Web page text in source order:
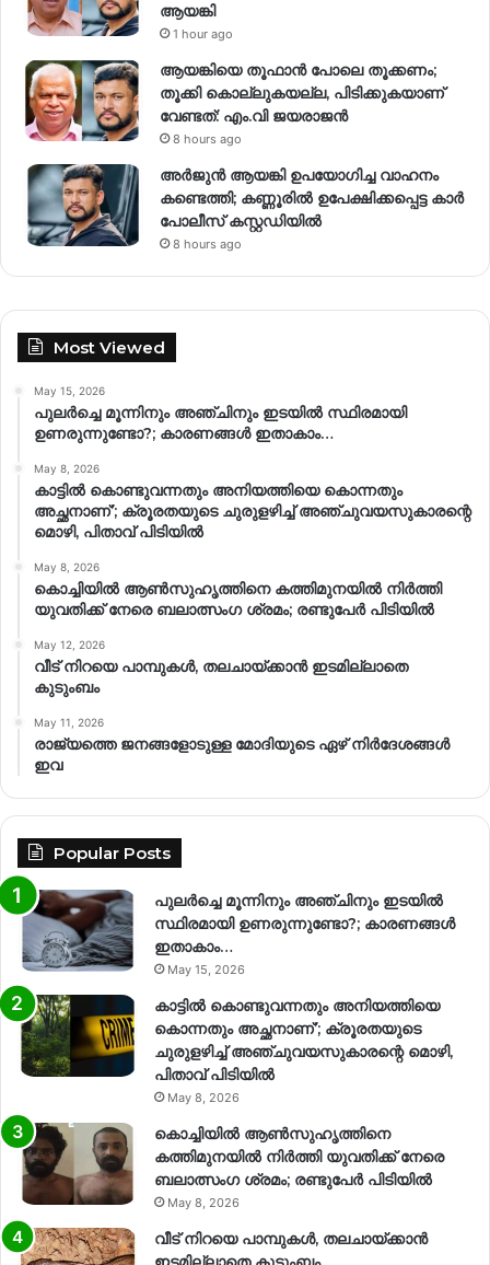
ആയങ്കി
1 hour ago
ആയങ്കിയെ തൂഫാൻ പോലെ തൂക്കണം;
തൂക്കി കൊല്ലുകയല്ല, പിടിക്കുകയാണ്
വേണ്ടത്: എം.വി ജയരാജൻ
8 hours ago
അർജുൻ ആയങ്കി ഉപയോഗിച്ച വാഹനം
കണ്ടെത്തി; കണ്ണൂരിൽ ഉപേക്ഷിക്കപ്പെട്ട കാർ
പോലീസ് കസ്റ്റഡിയിൽ
8 hours ago
Most Viewed
May 15, 2026
പുലർച്ചെ മൂന്നിനും അഞ്ചിനും ഇടയിൽ സ്ഥിരമായി
ഉണരുന്നുണ്ടോ?; കാരണങ്ങള്‍ ഇതാകാം…
May 8, 2026
കാട്ടിൽ കൊണ്ടുവന്നതും അനിയത്തിയെ കൊന്നതും
അച്ഛനാണ്’; ക്രൂരതയുടെ ചുരുളഴിച്ച് അഞ്ചുവയസുകാരന്റെ
മൊഴി, പിതാവ് പിടിയിൽ
May 8, 2026
കൊച്ചിയിൽ ആൺസുഹൃത്തിനെ കത്തിമുനയിൽ നിർത്തി
യുവതിക്ക് നേരെ ബലാത്സംഗ​ ശ്രമം; രണ്ടുപേർ പിടിയിൽ
May 12, 2026
വീട് നിറയെ പാമ്പുകൾ, തലചായ്ക്കാൻ ഇടമില്ലാതെ
കുടുംബം
May 11, 2026
രാജ്യത്തെ ജനങ്ങളോടുള്ള മോദിയുടെ ഏഴ് നിര്‍ദേശങ്ങള്‍
ഇവ
Popular Posts
പുലർച്ചെ മൂന്നിനും അഞ്ചിനും ഇടയിൽ
സ്ഥിരമായി ഉണരുന്നുണ്ടോ?; കാരണങ്ങള്‍
ഇതാകാം…
May 15, 2026
കാട്ടിൽ കൊണ്ടുവന്നതും അനിയത്തിയെ
കൊന്നതും അച്ഛനാണ്’; ക്രൂരതയുടെ
ചുരുളഴിച്ച് അഞ്ചുവയസുകാരന്റെ മൊഴി,
പിതാവ് പിടിയിൽ
May 8, 2026
കൊച്ചിയിൽ ആൺസുഹൃത്തിനെ
കത്തിമുനയിൽ നിർത്തി യുവതിക്ക് നേരെ
ബലാത്സംഗ​ ശ്രമം; രണ്ടുപേർ പിടിയിൽ
May 8, 2026
വീട് നിറയെ പാമ്പുകൾ, തലചായ്ക്കാൻ